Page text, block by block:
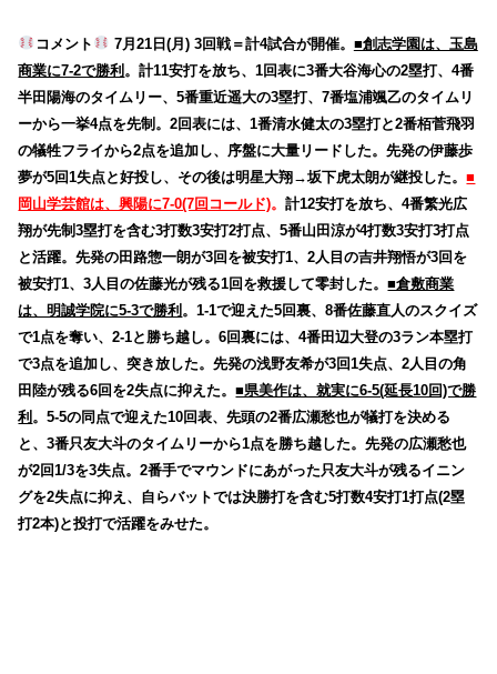
コメント 7月21日(月) 3回戦＝計4試合が開催。 ■創志学園は、玉島
商業に7-2で勝利 。計11安打を放ち、1回表に3番大谷海心の2塁打、4番
半田陽海のタイムリー、5番重近遥大の3塁打、7番塩浦颯乙のタイムリ
ーから一挙4点を先制。2回表には、1番清水健太の3塁打と2番栢菅飛羽
の犠牲フライから2点を追加し、序盤に大量リードした。先発の伊藤歩
夢が5回1失点と好投し、その後は明星大翔→坂下虎太朗が継投した。■
岡山学芸館は、興陽に7-0(7回コールド)。計12安打を放ち、4番繁光広
翔が先制3塁打を含む3打数3安打2打点、5番山田涼が4打数3安打3打点
と活躍。先発の田路惣一朗が3回を被安打1、2人目の吉井翔悟が3回を
被安打1、3人目の佐藤光が残る1回を救援して零封した。■倉敷商業
は、明誠学院に5-3で勝利 。1-1で迎えた5回裏、8番佐藤直人のスクイズ
で1点を奪い、2-1と勝ち越し。6回裏には、4番田辺大登の3ラン本塁打
で3点を追加し、突き放した。先発の浅野友希が3回1失点、2人目の角
田陸が残る6回を2失点に抑えた。■県美作は、就実に6-5(延長10回)で勝
利 。5-5の同点で迎えた10回表、先頭の2番広瀬愁也が犠打を決める
と、3番只友大斗のタイムリーから1点を勝ち越した。先発の広瀬愁也
が2回1/3を3失点。2番手でマウンドにあがった只友大斗が残るイニン
グを2失点に抑え、自らバットでは決勝打を含む5打数4安打1打点(2塁
打2本)と投打で活躍をみせた。